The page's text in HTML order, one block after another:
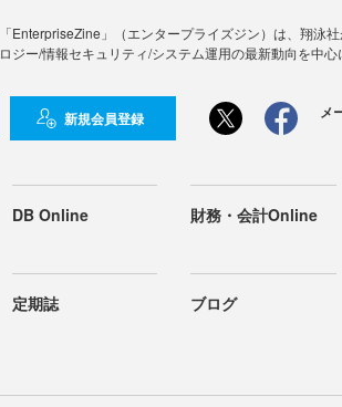
「EnterpriseZine」（エンタープライズジン）は、翔泳
ロジー/情報セキュリティ/システム運用の最新動向を中
新規会員登録 メ
DB Online 財務・会計Online
定期誌 ブログ